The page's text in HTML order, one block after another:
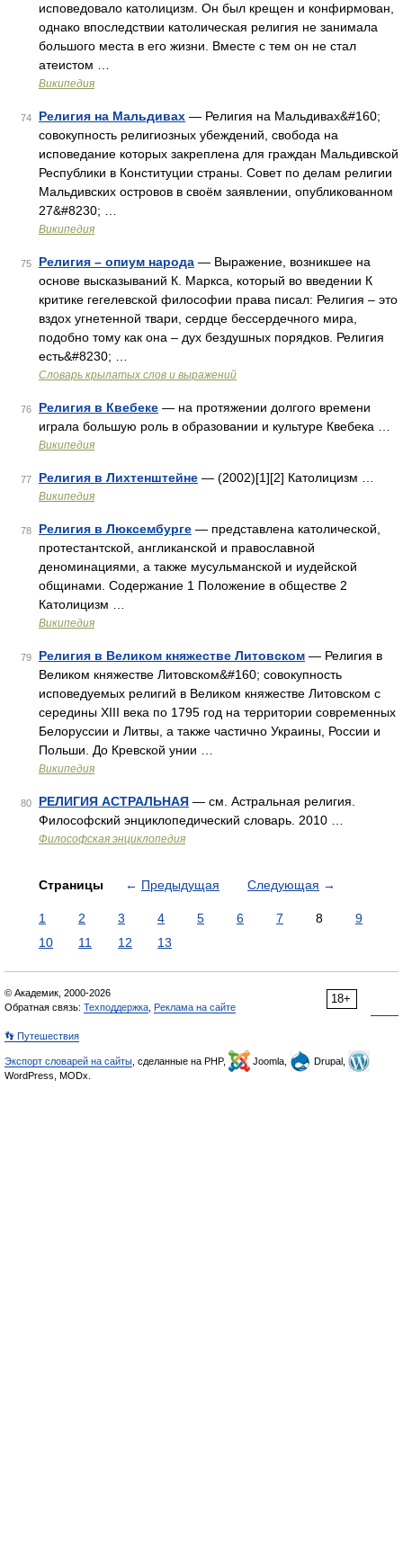
исповедовало католицизм. Он был крещен и конфирмован,
однако впоследствии католическая религия не занимала
большого места в его жизни. Вместе с тем он не стал
атеистом …
Википедия
74 Религия на Мальдивах — Религия на Мальдивах&#160;
совокупность религиозных убеждений, свобода на
исповедание которых закреплена для граждан Мальдивской
Республики в Конституции страны. Совет по делам религии
Мальдивских островов в своём заявлении, опубликованном
27&#8230; …
Википедия
75 Религия – опиум народа — Выражение, возникшее на
основе высказываний К. Маркса, который во введении К
критике гегелевской философии права писал: Религия – это
вздох угнетенной твари, сердце бессердечного мира,
подобно тому как она – дух бездушных порядков. Религия
есть&#8230; …
Словарь крылатых слов и выражений
76 Религия в Квебеке — на протяжении долгого времени
играла большую роль в образовании и культуре Квебека …
Википедия
77 Религия в Лихтенштейне — (2002)[1][2] Католицизм …
Википедия
78 Религия в Люксембурге — представлена католической,
протестантской, англиканской и православной
деноминациями, а также мусульманской и иудейской
общинами. Содержание 1 Положение в обществе 2
Католицизм …
Википедия
79 Религия в Великом княжестве Литовском — Религия в
Великом княжестве Литовском&#160; совокупность
исповедуемых религий в Великом княжестве Литовском с
середины XIII века по 1795 год на территории современных
Белоруссии и Литвы, а также частично Украины, России и
Польши. До Кревской унии …
Википедия
80 РЕЛИГИЯ АСТРАЛЬНАЯ — см. Астральная религия.
Философский энциклопедический словарь. 2010 …
Философская энциклопедия
Страницы ← Предыдущая Следующая →
1 2 3 4 5 6 7 8
9
10
11 12 13
18+
© Академик, 2000-2026
Обратная связь: Техподдержка Реклама на сайте
👣 Путешествия
Экспорт словарей на сайты , сделанные на PHP, Joomla,
Drupal,
WordPress, MODx.